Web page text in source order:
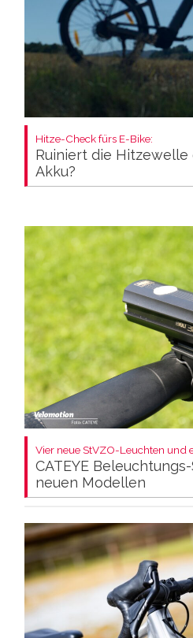
Hitze-Check fürs E-Bike:
Ruiniert die Hitzewelle
Akku?
Vier neue StVZO-Leuchten und
CATEYE
neuen Modellen